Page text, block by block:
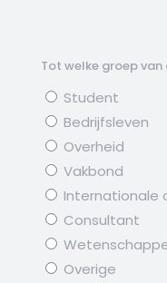
Tot welke groep
Student
Bedrijfsleven
Overheid
Vakbond
Internationale
Consultant
Overige